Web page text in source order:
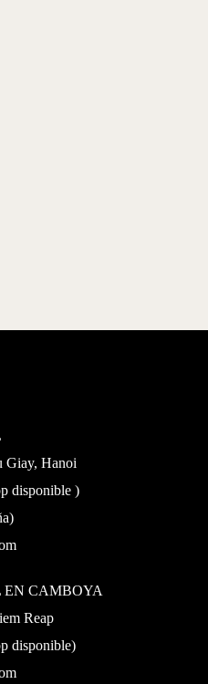
Giay, Hanoi
disponible )
CAMBOYA
Reap
disponible)